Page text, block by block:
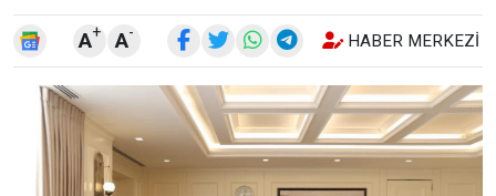
A+ A- HABER MERKEZI